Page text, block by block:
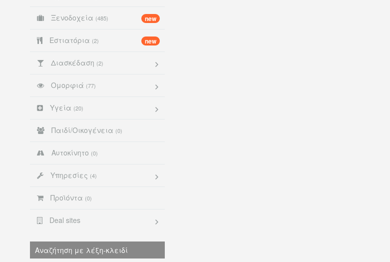
Ξενοδοχεία (485) new
Εστιατόρια (2) new
Διασκέδαση (2)
Ομορφιά (77)
Υγεία (20)
Παιδί/Οικογένεια (0)
Αυτοκίνητο (0)
Υπηρεσίες (4)
Προϊόντα (0)
Deal sites
Αναζήτηση με λέξη-κλειδί